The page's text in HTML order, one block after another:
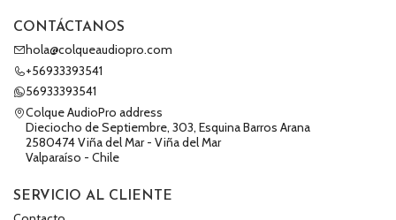
CONTÁCTANOS
hola@colqueaudiopro.com
+56933393541
56933393541
Colque AudioPro address
Dieciocho de Septiembre, 303, Esquina Barros Arana
2580474 Viña del Mar - Viña del Mar
Valparaíso - Chile
SERVICIO AL CLIENTE